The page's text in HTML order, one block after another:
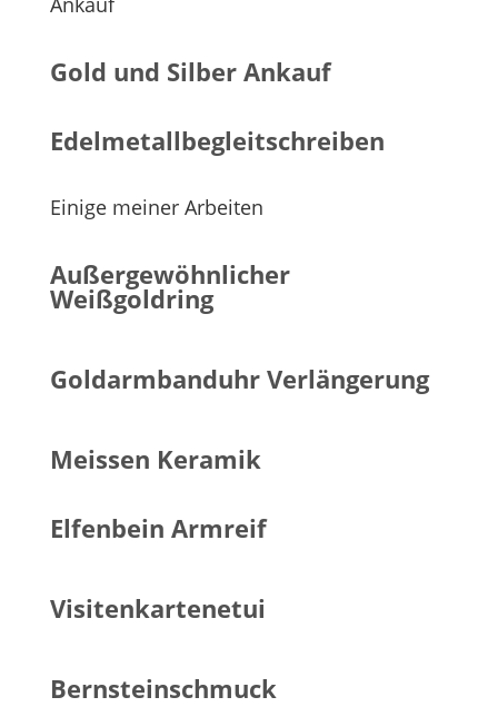
Gold und Silber Ankauf
Edelmetallbegleitschreiben
Einige meiner Arbeiten
Außergewöhnlicher
Weißgoldring
Goldarmbanduhr Verlängerung
Meissen Keramik
Elfenbein Armreif
Visitenkartenetui
Bernsteinschmuck